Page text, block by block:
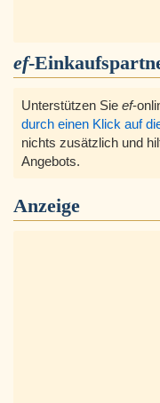
ef-
Unterstützen Sie ef-
durch einen Klick auf
nichts zusätzlich und
Angebots.
Anzeige